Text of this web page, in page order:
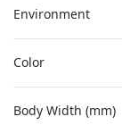
Environment
Color
Body Width (mm)